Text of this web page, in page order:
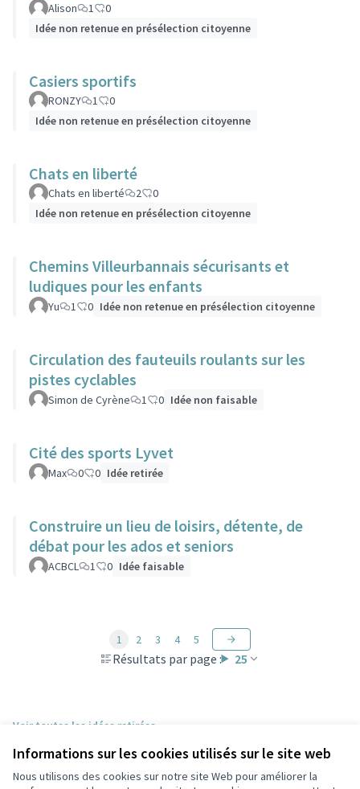
Informations sur les cookies utilisés sur le site web
Nous utilisons des cookies sur notre site Web pour améliorer la
Alison 1
0
Idée non retenue en présélection citoyenne
Casiers sportifs
RONZY 1
0
Idée non retenue en présélection citoyenne
Chats en liberté
Chats en liberté 2
0
Idée non retenue en présélection citoyenne
Chemins Villeurbannais sécurisants et
ludiques pour les enfants
Yu 1 0 Idée non retenue en présélection citoyenne
Circulation des fauteuils roulants sur les
pistes cyclables
Simon de Cyrène 1 0 Idée non faisable
Cité des sports Lyvet
Max 0 0 Idée retirée
Construire un lieu de loisirs, détente, de
débat pour les ados et seniors
ACBCL 1 0 Idée faisable
Résultats par page : 25
1 2 3 4 5
Voir toutes les idées retirées
Conditions d'utilisation